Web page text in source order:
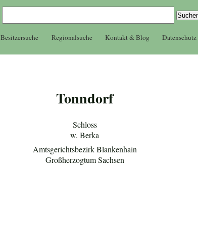
Besitzersuche Regionalsuche Kontakt & Blog Datenschutz
Tonndorf
Schloss
w. Berka
Amtsgerichtsbezirk Blankenhain
Großherzogtum Sachsen